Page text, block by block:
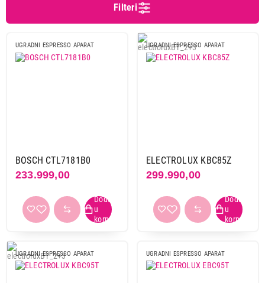
Cena od Cena do
Filteri
UGRADNI ESPRESSO APARAT
BOSCH CTL7181B0
233.999,00
UGRADNI ESPRESSO APARAT
ELECTROLUX KBC85Z
299.990,00
UGRADNI ESPRESSO APARAT UGRADNI ESPRESSO APARAT